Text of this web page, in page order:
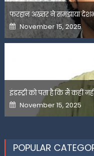
फरहान अख्तर ने समझाया
Posted
on
November 15, 2025
इंडस्ट्री को पता है कि मैं कहीं
Posted
on
November 15, 2025
POPULAR